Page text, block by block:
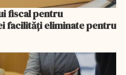
fiscal pentru
facilități eliminate pentru